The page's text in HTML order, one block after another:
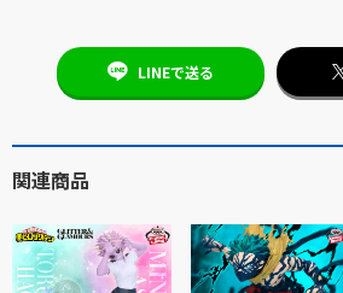
LINEで送る
関連商品